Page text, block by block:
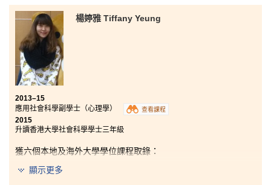
香港中文大學兩年制社區健康理學士
香港教育大學健康教育（榮譽）學士
香港理工大學食品科技與食物安全（榮譽）理學士三年級
香港城市大學生物醫學理學士三年級
在書院的這兩年十分充實，也令我成熟不少。講師非常
專業，循循善誘的教導令我獲益良多。各位同學也是拼
勁十足，令學習氣氛十分濃厚。我特別感謝所有輔導主
任，他們教導的大學面試技巧，以及提供的選科建議，
第二次機會，讓我能夠向著夢想繼續努力，相信這次是
院的同學，不要因為公開試未如理想的成績而氣餒，相
楊婷雅 Tiffany Yeung
2013–15
應用社會科學副學士（心理學）
查看課程
2015
升讀香港大學社會科學學士三年級
獲六個本地及海外大學學位課程取錄：
香港大學社會科學學士三年級
顯示更多